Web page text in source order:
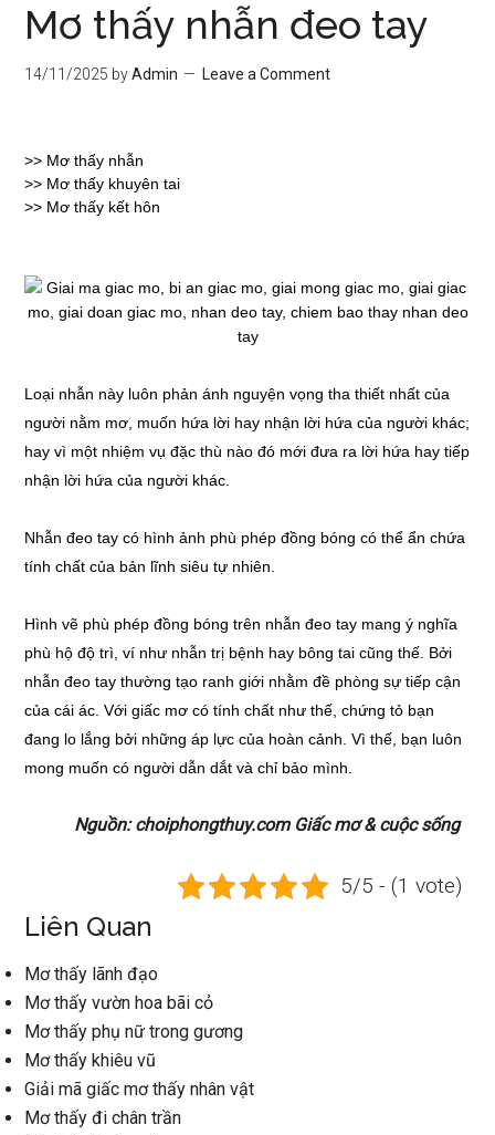
Mơ thấy nhẫn đeo tay
14/11/2025 byAdmin Leave a Comment
>> Mơ thấy nhẫn
>> Mơ thấy khuyên tai
>> Mơ thấy kết hôn
Loại nhẫn này luôn phản ánh nguyện vọng tha thiết nhất của
người nằm mơ, muốn hứa lời hay nhận lời hứa của người khác;
hay vì một nhiệm vụ đặc thù nào đó mới đưa ra lời hứa hay tiếp
nhận lời hứa của người khác.
Nhẫn đeo tay có hình ảnh phù phép đồng bóng có thể ẩn chứa
tính chất của bản lĩnh siêu tự nhiên.
Hình vẽ phù phép đồng bóng trên nhẫn đeo tay mang ý nghĩa
phù hộ độ trì, ví như nhẫn trị bệnh hay bông tai cũng thế. Bởi
nhẫn đeo tay thường tạo ranh giới nhằm đề phòng sự tiếp cận
của cái ác. Với giấc mơ có tính chất như thế, chứng tỏ bạn
đang lo lắng bởi những áp lực của hoàn cảnh. Vì thế, bạn luôn
mong muốn có người dẫn dắt và chỉ bảo mình.
Nguồn: choiphongthuy.com Giấc mơ & cuộc sống
5/5 - (1 vote)
Liên Quan
Mơ thấy lãnh đạo
Mơ thấy vườn hoa bãi cỏ
Mơ thấy phụ nữ trong gương
Mơ thấy khiêu vũ
Giải mã giấc mơ thấy nhân vật
Mơ thấy đi chân trần